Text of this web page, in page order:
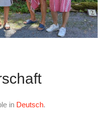
in Deutsch.